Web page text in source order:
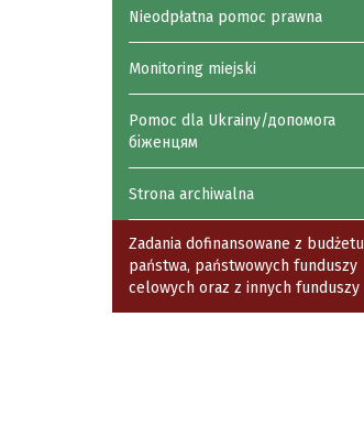
Nieodpłatna pomoc prawna
Monitoring miejski
Pomoc dla Ukrainy/допомога
біженцям
Strona archiwalna
Zadania dofinansowane z budżetu
państwa, państwowych funduszy
celowych oraz z innych funduszy